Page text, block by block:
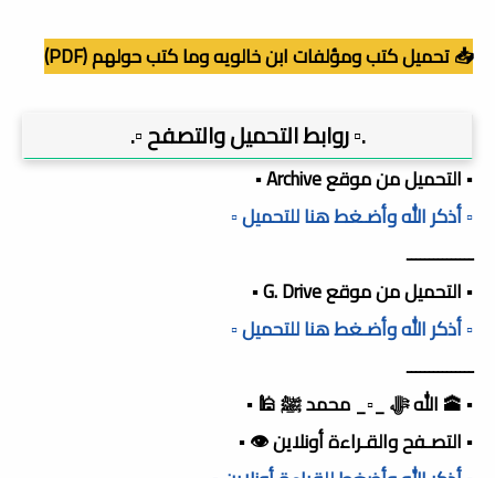
📥 تحميل كتب ومؤلفات ابن خالويه وما كتب حولهم (PDF)
.▫️ روابط التحميل والتصفح ▫️.
▪️ التحميل من موقع Archive ▪️
▫️ أذكر الله وأضـغط هنا للتحميل ▫️
ـــــــــــــــ
▪️ التحميل من موقع G. Drive ▪️
▫️ أذكر الله وأضـغط هنا للتحميل ▫️
ـــــــــــــــ
▪️ 🕋 الله ﷻ _▫️_ محمد ﷺ 🕌 ▪️
▪️ التصـفح والقـراءة أونلاين 👁️ ▪️